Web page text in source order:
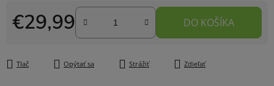
€29,99
Jednotková cena:
DO KOŠÍKA
Tlač Opýtať sa Strážiť Zdieľať